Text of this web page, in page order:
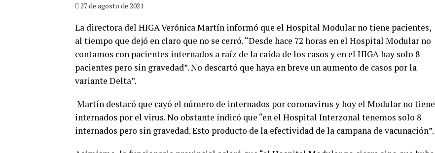
27 de agosto de 2021
La directora del HIGA Verónica Martín informó que el Hospital Modular no tiene pacientes,
al tiempo que dejó en claro que no se cerró. “Desde hace 72 horas en el Hospital Modular no
contamos con pacientes internados a raíz de la caída de los casos y en el HIGA hay solo 8
pacientes pero sin gravedad”. No descartó que haya en breve un aumento de casos por la
variante Delta”.
Martín destacó que cayó el número de internados por coronavirus y hoy el Modular no tiene
internados por el virus. No obstante indicó que “en el Hospital Interzonal tenemos solo 8
internados pero sin gravedad. Esto producto de la efectividad de la campaña de vacunación”.